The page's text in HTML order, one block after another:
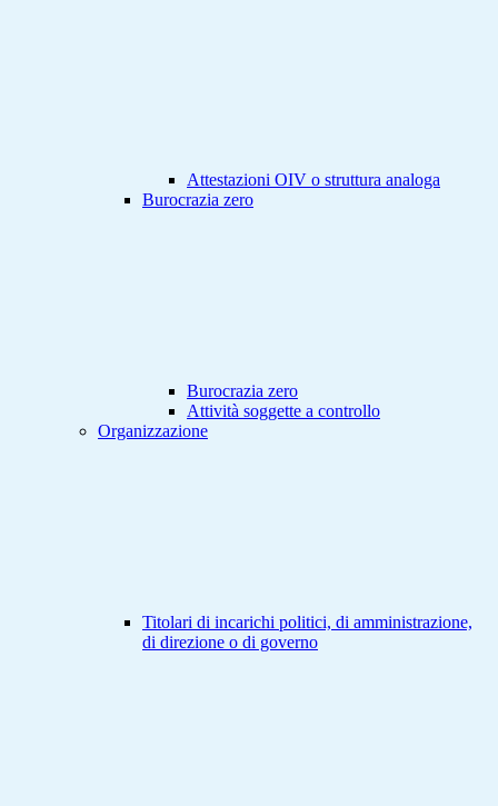
Attestazioni OIV o struttura analoga
Burocrazia zero
Burocrazia zero
Attività soggette a controllo
Organizzazione
Titolari di incarichi politici, di amministrazione,
di direzione o di governo